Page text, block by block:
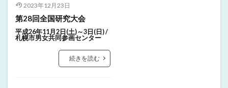
2023年12月23日
第28回全国研究大会
平成26年11月2日(土)～3日(日) /
札幌市男女共同参画センター
続きを読む